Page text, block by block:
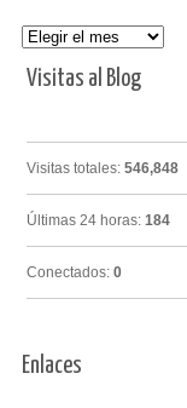
Archivos
Visitas al Blog
Visitas totales: 546,848
Últimas 24 horas: 184
Conectados: 0
Enlaces